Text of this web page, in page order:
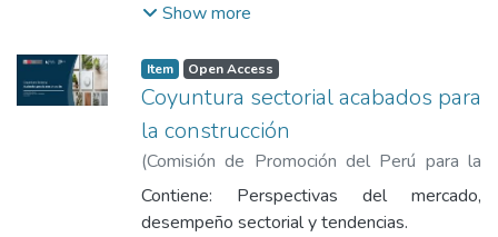
Show more
Item Open Access
Coyuntura sectorial acabados para
la construcción
(Comisión de Promoción del Perú para la
Exportación y el Turismo, 2025-03)
Comisión de Promoción del Perú para la
Contiene: Perspectivas del mercado,
desempeño sectorial y tendencias.